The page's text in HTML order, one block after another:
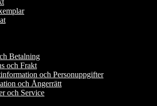
Betalning
och Frakt
och Personuppgifter
och Ångerrätt
och Service